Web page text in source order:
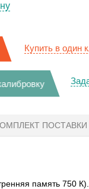
Купить в один
ПОСТАВКИ
память 750 К).